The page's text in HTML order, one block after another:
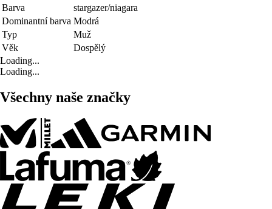
Barva
stargazer/niagara
Dominantní barva Modrá
Typ
Muž
Věk
Dospělý
Loading...
Loading...
Všechny naše značky